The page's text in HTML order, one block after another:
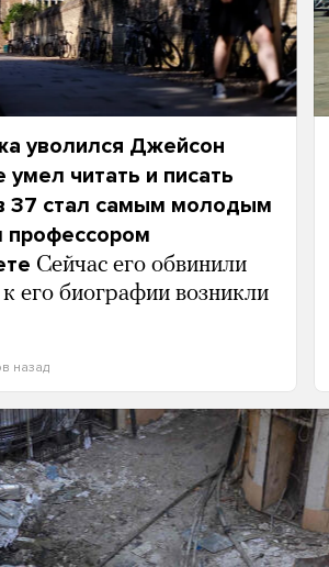
уволился Джейсон
читать и писать
37 стал самым молодым
Сейчас его обвинили
к его биографии возникли
назад